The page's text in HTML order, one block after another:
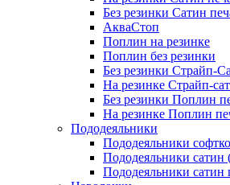
Без резинки Сатин
АкваСтоп
Поплин на резинке
Поплин без резинки
Без резинки Страйп-
На резинке Страйп-
Без резинки Поплин
На резинке Поплин
Пододеяльники
Пододеяльники
Пододеяльники сатин
Пододеяльники сатин